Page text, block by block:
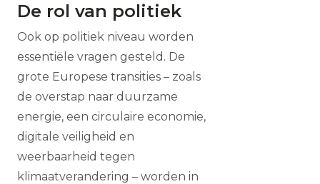
De rol van politiek
Ook op politiek niveau worden
essentiële vragen gesteld. De
grote Europese transities – zoals
de overstap naar duurzame
energie, een circulaire economie,
digitale veiligheid en
weerbaarheid tegen
klimaatverandering – worden in